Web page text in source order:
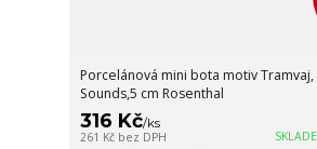
Porcelánová mini bota motiv Tramvaj,
Sounds,5 cm Rosenthal
316 Kč/ks
261 Kč bez DPH